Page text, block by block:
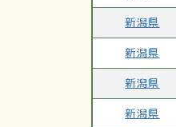
新潟県
新潟県
新潟県
新潟県